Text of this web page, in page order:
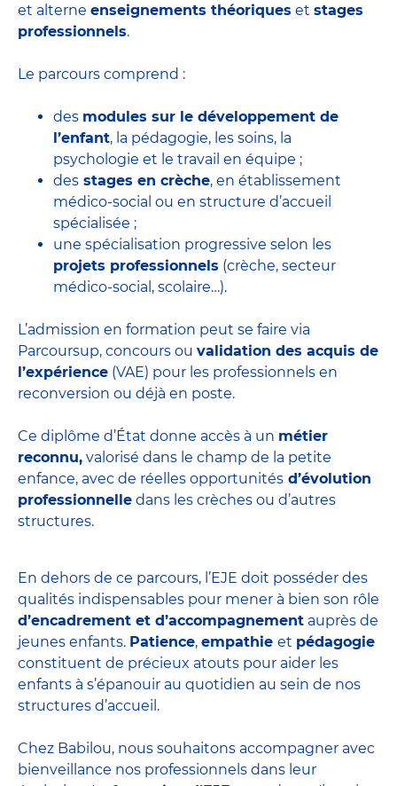
et alterne enseignements théoriques et stages
professionnels.
Le parcours comprend :
des modules sur le développement de
l’enfant, la pédagogie, les soins, la
psychologie et le travail en équipe ;
des stages en crèche, en établissement
médico-social ou en structure d’accueil
spécialisée ;
une spécialisation progressive selon les
projets professionnels (crèche, secteur
médico-social, scolaire…).
L’admission en formation peut se faire via
Parcoursup, concours ou validation des acquis de
l’expérience (VAE) pour les professionnels en
reconversion ou déjà en poste.
Ce diplôme d’État donne accès à un métier
reconnu, valorisé dans le champ de la petite
enfance, avec de réelles opportunités d’évolution
professionnelle dans les crèches ou d’autres
structures.
En dehors de ce parcours, l’EJE doit posséder des
qualités indispensables pour mener à bien son rôle
d’encadrement et d’accompagnement auprès de
jeunes enfants. Patience, empathie et pédagogie
constituent de précieux atouts pour aider les
enfants à s’épanouir au quotidien au sein de nos
structures d’accueil.
Chez Babilou, nous souhaitons accompagner avec
bienveillance nos professionnels dans leur